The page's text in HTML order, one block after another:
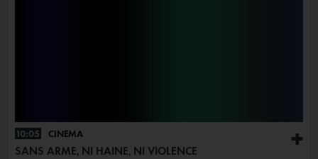
+
10:05 CINÉMA
SANS ARME, NI HAINE, NI VIOLENCE